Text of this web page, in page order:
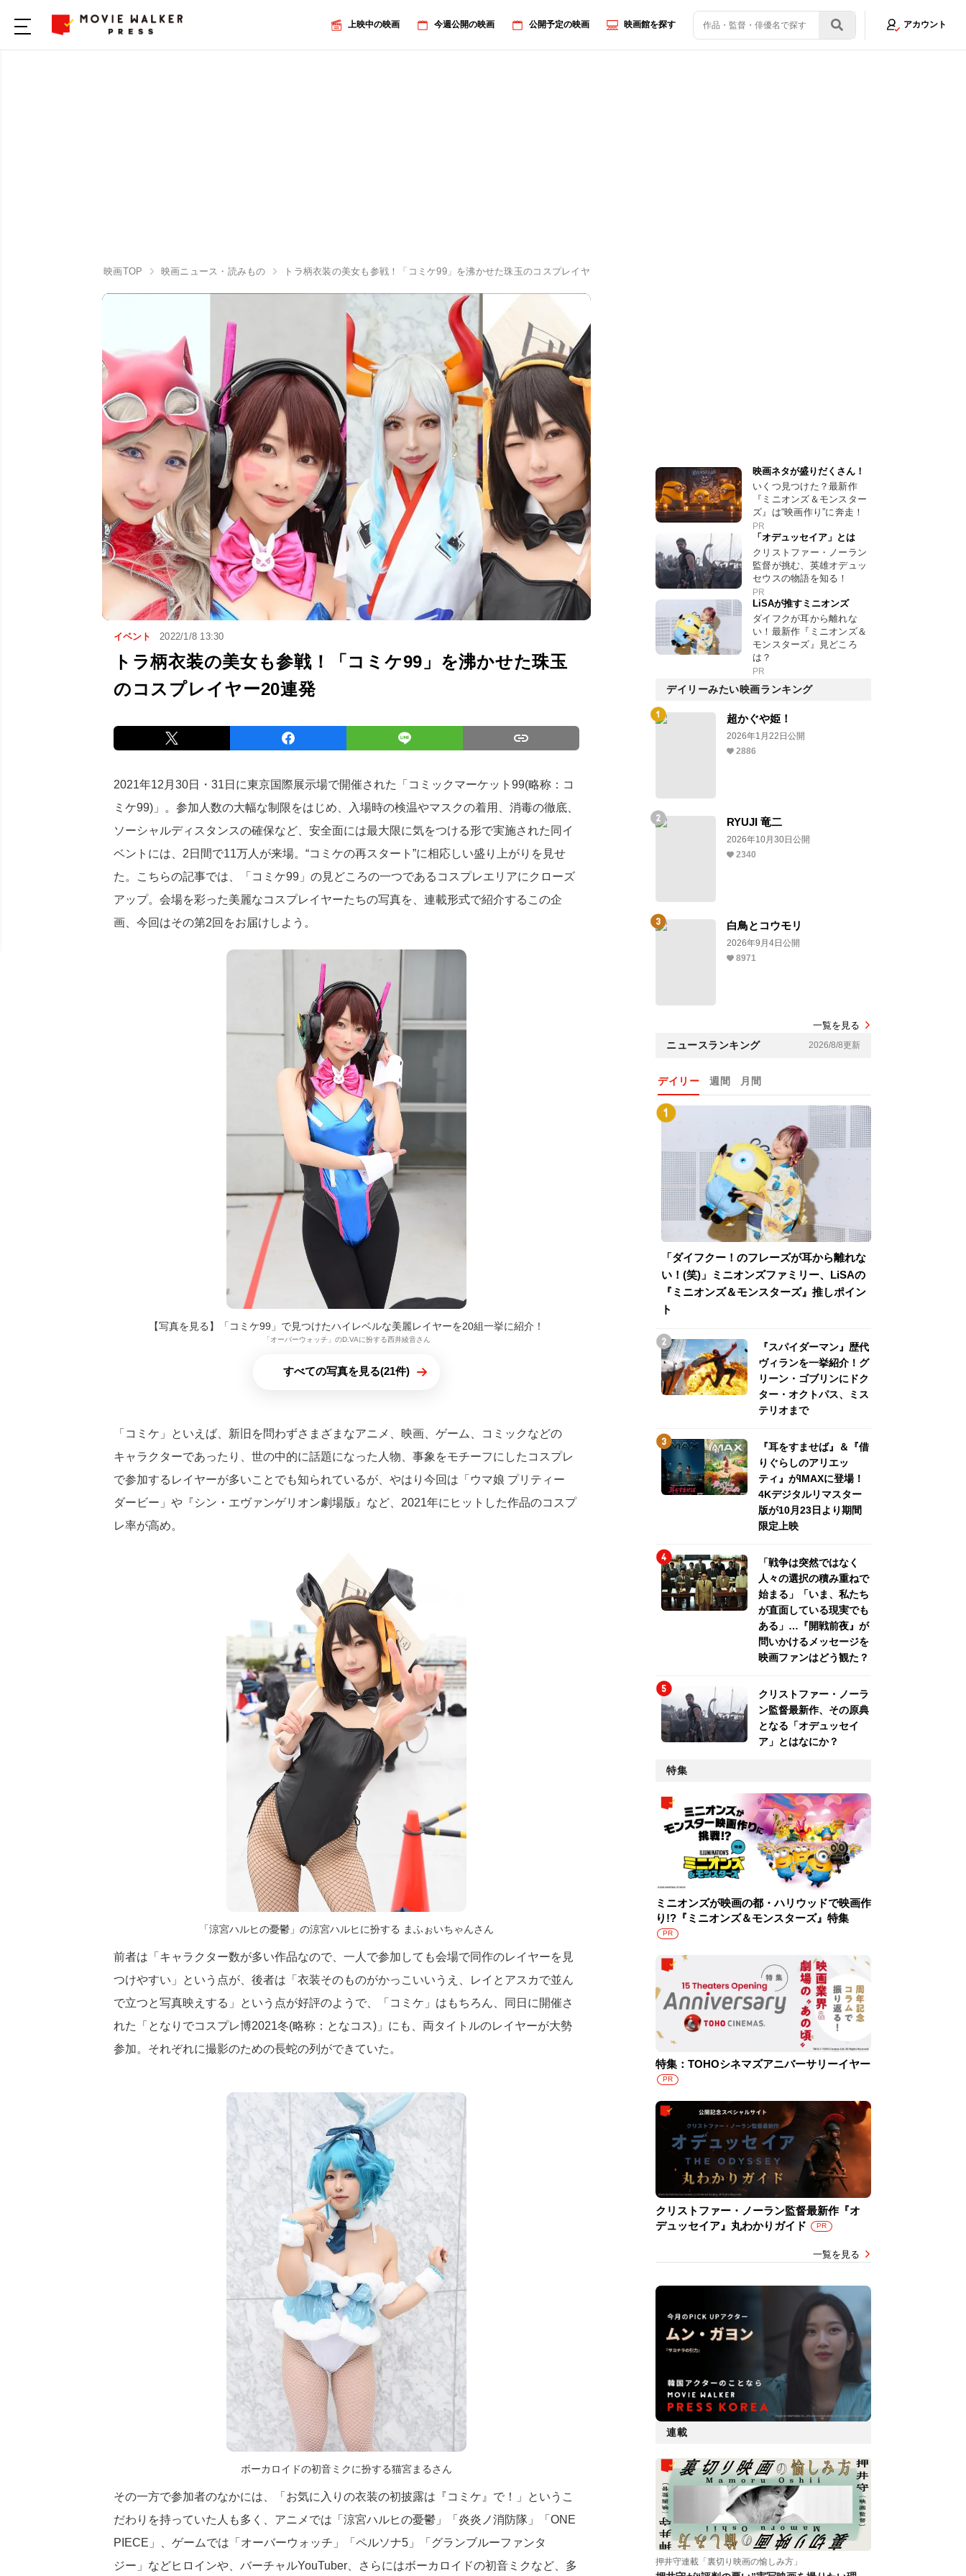
上映中の映画 今週公開の映画 公開予定の映画 映画館を探す アカウント
映画TOP 映画ニュース・読みもの トラ柄衣装の美女も参戦！「コミケ99」を沸かせた珠玉のコスプレイヤー20連発
イベント 2022/1/8 13:30
トラ柄衣装の美女も参戦！「コミケ99」を沸かせた珠玉
のコスプレイヤー20連発
2021年12月30日・31日に東京国際展示場で開催された「コミックマーケット99(略称：コ
ミケ99)」。参加人数の大幅な制限をはじめ、入場時の検温やマスクの着用、消毒の徹底、
ソーシャルディスタンスの確保など、安全面には最大限に気をつける形で実施された同イ
ベントには、2日間で11万人が来場。“コミケの再スタート”に相応しい盛り上がりを見せ
た。こちらの記事では、「コミケ99」の見どころの一つであるコスプレエリアにクローズ
アップ。会場を彩った美麗なコスプレイヤーたちの写真を、連載形式で紹介するこの企
画、今回はその第2回をお届けしよう。
【写真を見る】「コミケ99」で見つけたハイレベルな美麗レイヤーを20組一挙に紹介！
「オーバーウォッチ」のD.VAに扮する西井綾音さん
すべての写真を見る(21件)
「コミケ」といえば、新旧を問わずさまざまなアニメ、映画、ゲーム、コミックなどの
キャラクターであったり、世の中的に話題になった人物、事象をモチーフにしたコスプレ
で参加するレイヤーが多いことでも知られているが、やはり今回は「ウマ娘 プリティー
ダービー」や『シン・エヴァンゲリオン劇場版』など、2021年にヒットした作品のコスプ
レ率が高め。
「涼宮ハルヒの憂鬱」の涼宮ハルヒに扮する まふぉいちゃんさん
前者は「キャラクター数が多い作品なので、一人で参加しても会場で同作のレイヤーを見
つけやすい」という点が、後者は「衣装そのものがかっこいいうえ、レイとアスカで並ん
で立つと写真映えする」という点が好評のようで、「コミケ」はもちろん、同日に開催さ
れた「となりでコスプレ博2021冬(略称：となコス)」にも、両タイトルのレイヤーが大勢
参加。それぞれに撮影のための長蛇の列ができていた。
ボーカロイドの初音ミクに扮する猫宮まるさん
その一方で参加者のなかには、「お気に入りの衣装の初披露は『コミケ』で！」というこ
だわりを持っていた人も多く、アニメでは「涼宮ハルヒの憂鬱」「炎炎ノ消防隊」「ONE
PIECE」、ゲームでは「オーバーウォッチ」「ペルソナ5」「グランブルーファンタ
ジー」などヒロインや、バーチャルYouTuber、さらにはボーカロイドの初音ミクなど、多
映画ネタが盛りだくさん！
いくつ見つけた？最新作
『ミニオンズ＆モンスター
ズ』は“映画作り”に奔走！
PR
「オデュッセイア」とは
クリストファー・ノーラン
監督が挑む、英雄オデュッ
セウスの物語を知る！
PR
LiSAが推すミニオンズ
ダイフクが耳から離れな
い！最新作『ミニオンズ＆
モンスターズ』見どころ
は？
PR
デイリーみたい映画ランキング
超かぐや姫！
2026年1月22日公開
2886
RYUJI 竜二
2026年10月30日公開
2340
白鳥とコウモリ
2026年9月4日公開
8971
一覧を見る
ニュースランキング 2026/8/8更新
デイリー 週間 月間
「ダイフクー！のフレーズが耳から離れな
い！(笑)」ミニオンズファミリー、LiSAの
『ミニオンズ＆モンスターズ』推しポイン
ト
『スパイダーマン』歴代
ヴィランを一挙紹介！グ
リーン・ゴブリンにドク
ター・オクトパス、ミス
テリオまで
『耳をすませば』＆『借
りぐらしのアリエッ
ティ』がIMAXに登場！
4Kデジタルリマスター
版が10月23日より期間
限定上映
「戦争は突然ではなく
人々の選択の積み重ねで
始まる」「いま、私たち
が直面している現実でも
ある」…『開戦前夜』が
問いかけるメッセージを
映画ファンはどう観た？
クリストファー・ノーラ
ン監督最新作、その原典
となる「オデュッセイ
ア」とはなにか？
特集
ミニオンズが映画の都・ハリウッドで映画作
り!?『ミニオンズ＆モンスターズ』特集
PR
特集：TOHOシネマズアニバーサリーイヤー
PR
クリストファー・ノーラン監督最新作『オ
デュッセイア』丸わかりガイド
PR
一覧を見る
連載
押井守連載「裏切り映画の愉しみ方」